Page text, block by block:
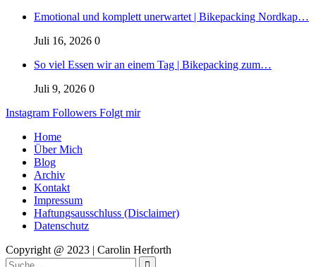
Emotional und komplett unerwartet | Bikepacking Nordkap…
Juli 16, 2026 0
So viel Essen wir an einem Tag | Bikepacking zum…
Juli 9, 2026 0
Instagram Followers Folgt mir
Home
Über Mich
Blog
Archiv
Kontakt
Impressum
Haftungsausschluss (Disclaimer)
Datenschutz
Copyright @ 2023 | Carolin Herforth